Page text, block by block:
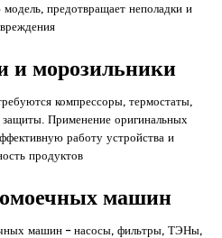
предотвращает неполадки и
и морозильники
компрессоры, термостаты,
Применение оригинальных
работу устройства и
продуктов.
машин
машин – насосы, фильтры, ТЭНы,